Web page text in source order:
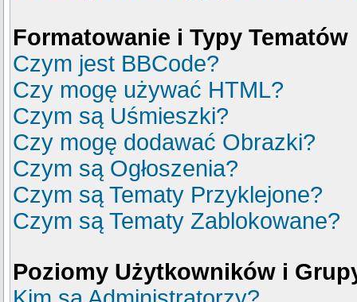
Formatowanie i Typy Tematów
Czym jest BBCode?
Czy mogę używać HTML?
Czym są Uśmieszki?
Czy mogę dodawać Obrazki?
Czym są Ogłoszenia?
Czym są Tematy Przyklejone?
Czym są Tematy Zablokowane?
Poziomy Użytkowników i